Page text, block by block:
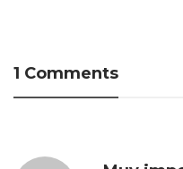
1 Comments